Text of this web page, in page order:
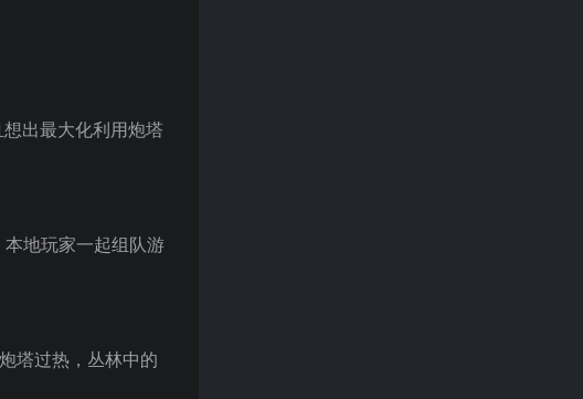
出最大化利用炮塔
地玩家一起组队游
塔过热，丛林中的